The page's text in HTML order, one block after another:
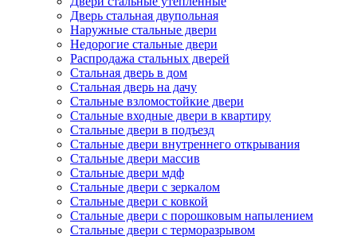
Дверь стальная двупольная
Наружные стальные двери
Недорогие стальные двери
Распродажа стальных дверей
Стальная дверь в дом
Стальная дверь на дачу
Стальные взломостойкие двери
Стальные входные двери в квартиру
Стальные двери в подъезд
Стальные двери внутреннего открывания
Стальные двери массив
Стальные двери мдф
Стальные двери с зеркалом
Стальные двери с ковкой
Стальные двери с порошковым напылением
Стальные двери с терморазрывом